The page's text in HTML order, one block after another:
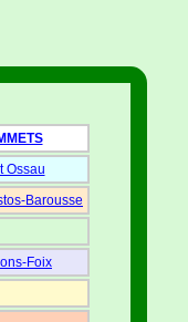
Ossau
Barousse
Foix